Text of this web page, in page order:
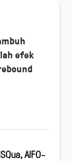
efek
AIFO-